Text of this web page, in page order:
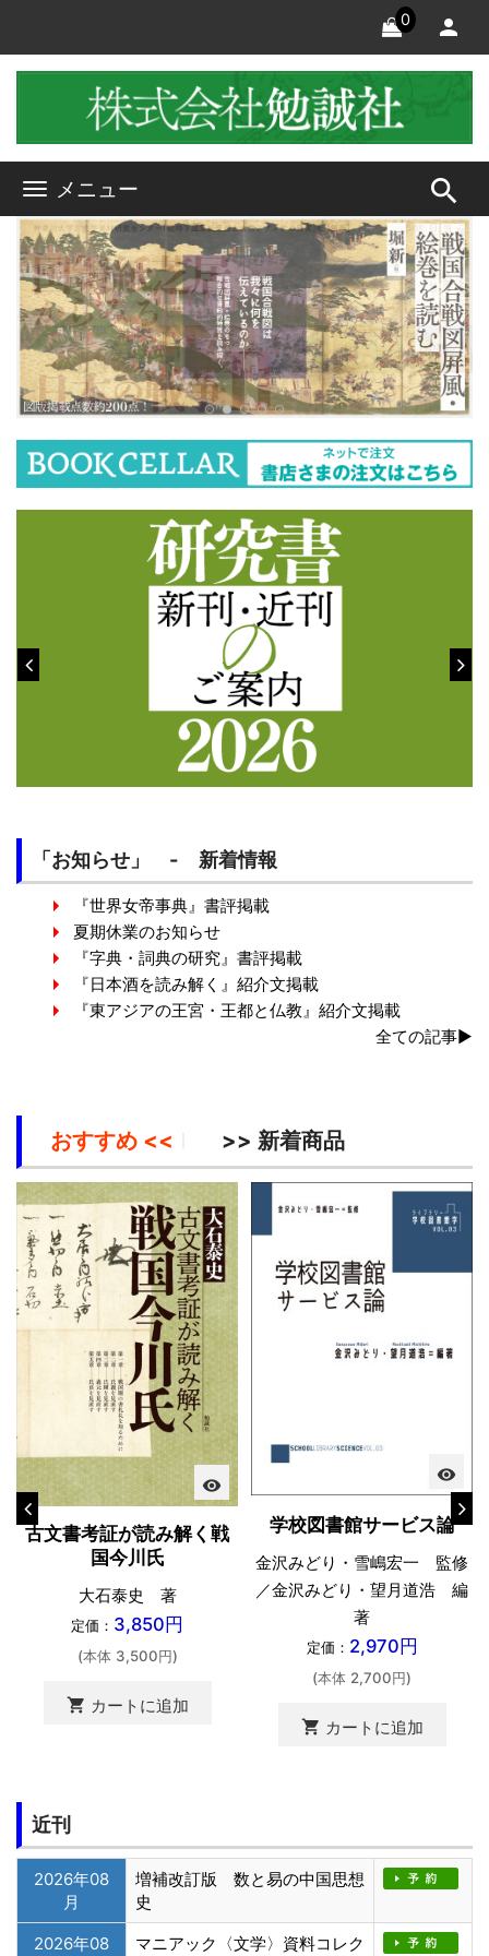
0
メニュー search
「お知らせ」 - 新着情報
『世界女帝事典』書評掲載
夏期休業のお知らせ
『字典・詞典の研究』書評掲載
『日本酒を読み解く』紹介文掲載
『東アジアの王宮・王都と仏教』紹介文掲載
全ての記事▶
おすすめ << >> 新着商品
visibility
古文書考証が読み解く戦
国今川氏
大石泰史 著
定価： 3,850円
(本体 3,500円)
shopping_cart カートに追加
visibility
学校図書館サービス論
金沢みどり・雪嶋宏一 監修
／金沢みどり・望月道浩 編
著
定価： 2,970円
(本体 2,700円)
shopping_cart カートに追加
近刊
2026年08
月
増補改訂版 数と易の中国思想
史
2026年08
マニアック〈文学〉資料コレク